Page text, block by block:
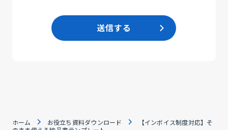
送信する
ホーム お役立ち資料ダウンロード
【インボイス制度対応】そ